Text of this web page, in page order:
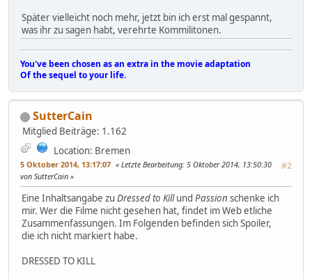
Später vielleicht noch mehr, jetzt bin ich erst mal gespannt,
was ihr zu sagen habt, verehrte Kommilitonen.
You've been chosen as an extra in the movie adaptation
Of the sequel to your life.
SutterCain
Mitglied Beiträge: 1.162
Location: Bremen
5 Oktober 2014, 13:17:07 #2
Letzte Bearbeitung: 5 Oktober 2014, 13:50:30
von SutterCain
Eine Inhaltsangabe zu Dressed to Killund Passion schenke ich
mir. Wer die Filme nicht gesehen hat, findet im Web etliche
Zusammenfassungen. Im Folgenden befinden sich Spoiler,
die ich nicht markiert habe.
DRESSED TO KILL